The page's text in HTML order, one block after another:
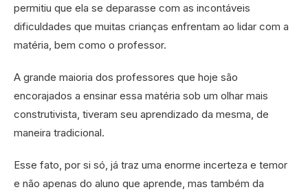
permitiu que ela se deparasse com as incontáveis
dificuldades que muitas crianças enfrentam ao lidar com a
matéria, bem como o professor.
A grande maioria dos professores que hoje são
encorajados a ensinar essa matéria sob um olhar mais
construtivista, tiveram seu aprendizado da mesma, de
maneira tradicional.
Esse fato, por si só, já traz uma enorme incerteza e temor
e não apenas do aluno que aprende, mas também da